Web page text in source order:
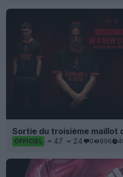
Sortie du troisième maillot
OFFICIEL 47 24 0 896